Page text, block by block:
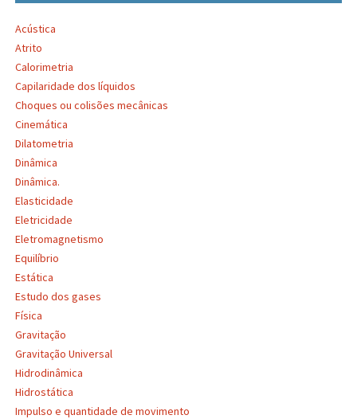
Acústica
Atrito
Calorimetria
Capilaridade dos líquidos
Choques ou colisões mecânicas
Cinemática
Dilatometria
Dinâmica
Dinâmica.
Elasticidade
Eletricidade
Eletromagnetismo
Equilíbrio
Estática
Estudo dos gases
Física
Gravitação
Gravitação Universal
Hidrodinâmica
Hidrostática
Impulso e quantidade de movimento